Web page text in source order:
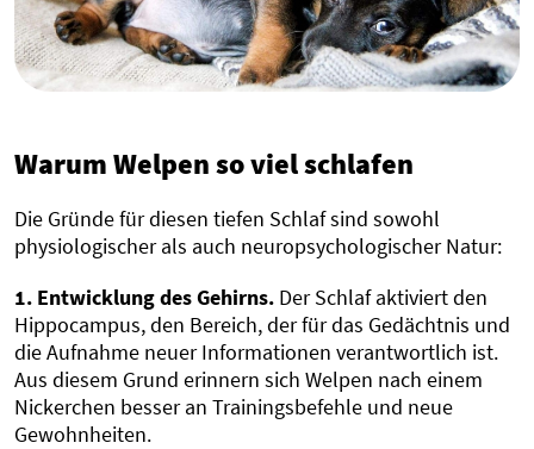
Warum Welpen so viel schlafen
Die Gründe für diesen tiefen Schlaf sind sowohl
physiologischer als auch neuropsychologischer Natur:
1. Entwicklung des Gehirns. Der Schlaf aktiviert den
Hippocampus, den Bereich, der für das Gedächtnis und
die Aufnahme neuer Informationen verantwortlich ist.
Aus diesem Grund erinnern sich Welpen nach einem
Nickerchen besser an Trainingsbefehle und neue
Gewohnheiten.